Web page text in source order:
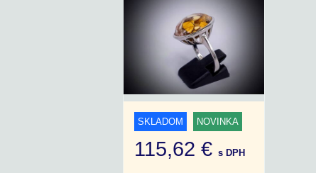
SKLADOM NOVINKA
115,62 € s DPH